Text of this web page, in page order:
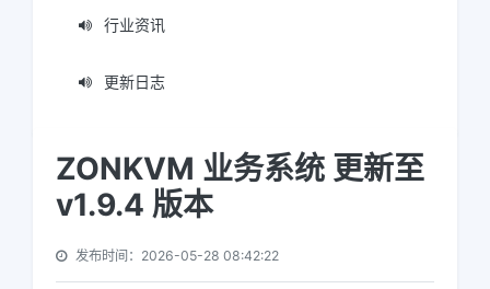
行业资讯
更新日志
ZONKVM 业务系统 更新至
v1.9.4 版本
发布时间：2026-05-28 08:42:22